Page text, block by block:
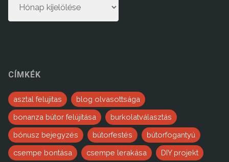
bejegyzések
CÍMKÉK
asztal felujitas blog olvasottsága
bonanza bútor felújítása burkolatválasztás
bónusz bejegyzés bútorfestés bútorfogantyú
csempe bontása csempe lerakása DIY projekt